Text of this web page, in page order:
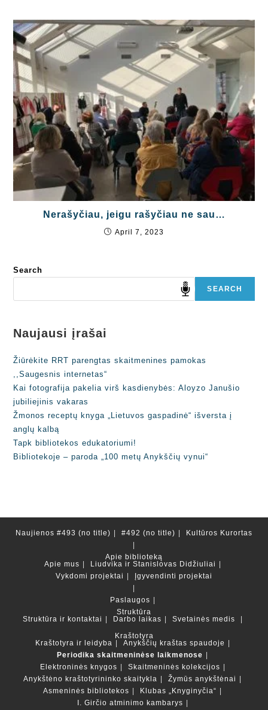
Nerašyčiau, jeigu rašyčiau ne sau…
April 7, 2023
Search
SEARCH
Naujausi įrašai
Žiūrėkite RRT parengtas skaitmenines pamokas
,,Saugesnis internetas“
Kai fotografija pakelia virš kasdienybės: Aloyzo Janušio
jubiliejinis vakaras
Žmonos receptų knyga „Lietuvos gaspadinė“ išversta į
anglų kalbą
Tapk bibliotekos edukatoriumi!
Bibliotekoje – paroda „100 metų Anykščių vynui“
Naujienos #493 (no title) #492 (no title) Kultūros Kurortas
Apie biblioteką
Apie mus
Liudvika ir Stanislovas Didžiuliai
Vykdomi projektai
Įgyvendinti projektai
Paslaugos
Struktūra
Struktūra ir kontaktai
Darbo laikas
Svetainės medis
Kraštotyra
Kraštotyra ir leidyba
Anykščių kraštas spaudoje
Periodika skaitmeninėse laikmenose
Elektroninės knygos
Skaitmeninės kolekcijos
Anykštėno kraštotyrininko skaitykla
Žymūs anykštėnai
Asmeninės bibliotekos
Klubas „Knyginyčia“
I. Girčio atminimo kambarys